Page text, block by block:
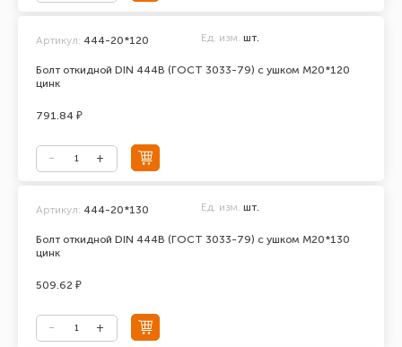
Болт откидной DIN 444В (ГОСТ 3033-79) с ушком М20*120
цинк
Артикул: 444-20*120 Ед. изм. шт.
791.84 ₽
Болт откидной DIN 444В (ГОСТ 3033-79) с ушком М20*130
цинк
Артикул: 444-20*130 Ед. изм. шт.
509.62 ₽